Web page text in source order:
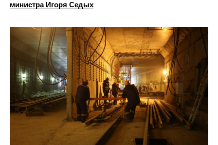
министра Игоря Седых